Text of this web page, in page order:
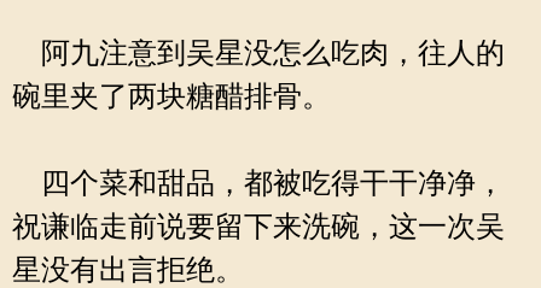
阿九注意到吴星没怎么吃肉，往人的
碗里夹了两块糖醋排骨。
四个菜和甜品，都被吃得干干净净，
祝谦临走前说要留下来洗碗，这一次吴
星没有出言拒绝。